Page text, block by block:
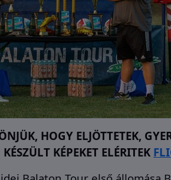
HOGY ELJÖTTETEK,
KÉPEKET ELÉRITEK